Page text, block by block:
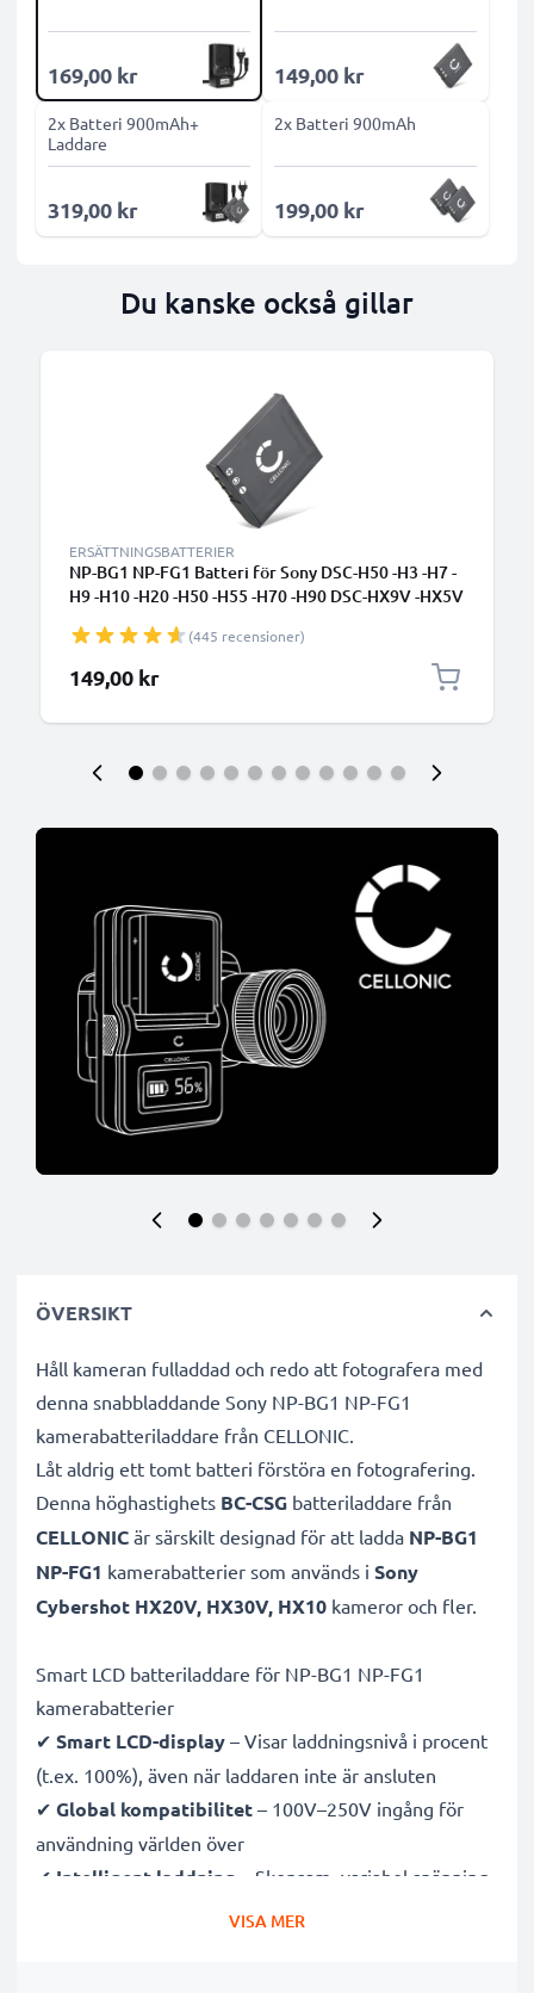
169,00 kr 149,00 kr
2x Batteri 900mAh+
Laddare
319,00 kr
2x Batteri 900mAh
199,00 kr
Du kanske också gillar
ERSÄTTNINGSBATTERIER
NP-BG1 NP-FG1 Batteri för Sony DSC-H50 -H3 -H7 -
H9 -H10 -H20 -H50 -H55 -H70 -H90 DSC-HX9V -HX5V
ersättningsbatteri med lång batteritid
(445 recensioner)
149,00 kr
ÖVERSIKT
Håll kameran fulladdad och redo att fotografera med
denna snabbladdande Sony NP-BG1 NP-FG1
kamerabatteriladdare från CELLONIC.
Låt aldrig ett tomt batteri förstöra en fotografering.
Denna höghastighets BC-CSG batteriladdare från
CELLONIC är särskilt designad för att ladda NP-BG1
NP-FG1 kamerabatterier som används i Sony
Cybershot HX20V, HX30V, HX10 kameror och fler.
Smart LCD batteriladdare för NP-BG1 NP-FG1
kamerabatterier
✔ Smart LCD-display – Visar laddningsnivå i procent
(t.ex. 100%), även när laddaren inte är ansluten
✔ Global kompatibilitet – 100V–250V ingång för
användning världen över
✔ Intelligent laddning – Skonsam, variabel spänning
förlänger batteriets livslängd
VISA MER